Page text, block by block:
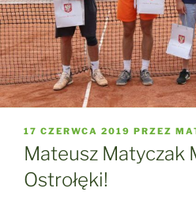
OPUBLIKOWANE
W
17 CZERWCA 2019 PRZEZ
Mateusz Matyczak
Ostrołęki!